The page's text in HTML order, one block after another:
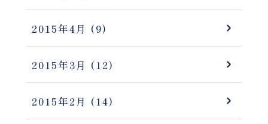
2015年4月 (9)
2015年3月 (12)
2015年2月 (14)